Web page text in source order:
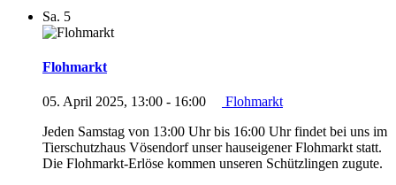
Sa. 5
Flohmarkt
05. April 2025, 13:00 - 16:00
Flohmarkt
Jeden Samstag von 13:00 Uhr bis 16:00 Uhr findet bei uns im
Tierschutzhaus Vösendorf unser hauseigener Flohmarkt statt.
Die Flohmarkt-Erlöse kommen unseren Schützlingen zugute.